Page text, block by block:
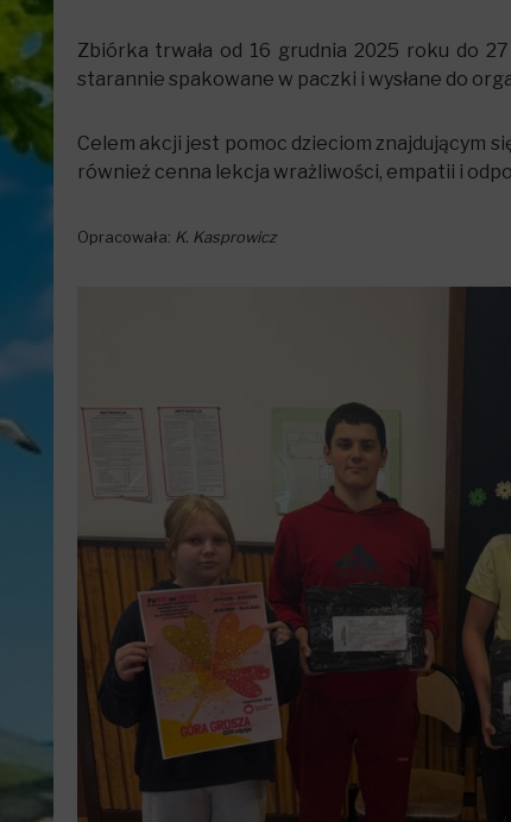
Zbiórka trwała od 16 grudnia 2025 roku do
starannie spakowane w paczki i wysłane do
Celem akcji jest pomoc dzieciom znajdującym
również cenna lekcja wrażliwości, empatii i
Opracowała: K. Kasprowicz